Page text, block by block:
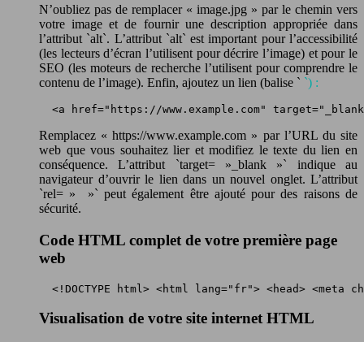
N’oubliez pas de remplacer « image.jpg » par le chemin vers
votre image et de fournir une description appropriée dans
l’attribut `alt`. L’attribut `alt` est important pour l’accessibilité
(les lecteurs d’écran l’utilisent pour décrire l’image) et pour le
SEO (les moteurs de recherche l’utilisent pour comprendre le
contenu de l’image). Enfin, ajoutez un lien (balise ` `) :
<a href="https://www.example.com"
Remplacez « https://www.example.com » par l’URL du site
web que vous souhaitez lier et modifiez le texte du lien en
conséquence. L’attribut `target= »_blank »` indique au
navigateur d’ouvrir le lien dans un nouvel onglet. L’attribut
`rel= » »` peut également être ajouté pour des raisons de
sécurité.
Code HTML complet de votre première page
web
<!DOCTYPE html> <html lang="fr"> <head>
Visualisation de votre site internet HTML